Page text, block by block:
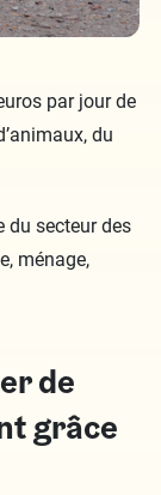
par jour de
du
du secteur des
ménage,
de
grâce